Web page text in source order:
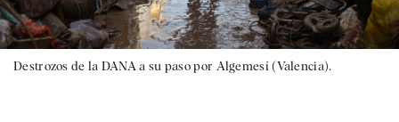
Destrozos de la DANA a su paso por Algemesí (Valencia).